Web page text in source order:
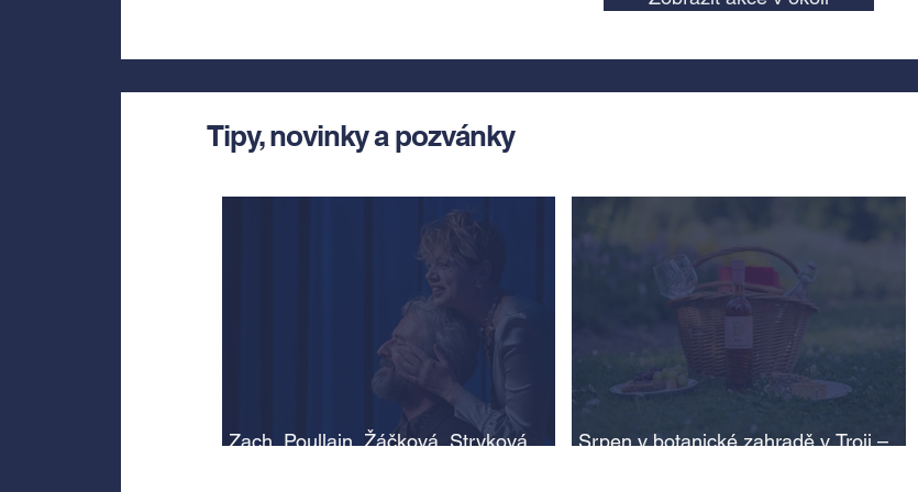
Tipy, novinky a pozvánky
Zach, Poullain, Žáčková, Stryková,
Srpen v botanické zahradě v Troji –